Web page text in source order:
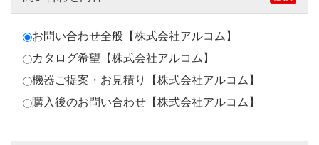
お問い合わせ全般【株式会社アルコム】
カタログ希望【株式会社アルコム】
機器ご提案・お見積り【株式会社アルコム】
購入後のお問い合わせ【株式会社アルコム】